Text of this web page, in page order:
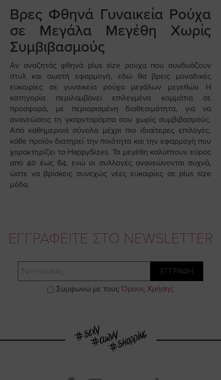
Βρες Φθηνά Γυναικεία Ρούχα
σε Μεγάλα Μεγέθη Χωρίς
Συμβιβασμούς
Αν αναζητάς φθηνά plus size ρούχα που συνδυάζουν
στυλ και σωστή εφαρμογή, εδώ θα βρεις μοναδικές
ευκαιρίες σε γυναικεία ρούχα μεγάλων μεγεθών. Η
κατηγορία περιλαμβάνει επιλεγμένα κομμάτια σε
προσφορά, με περιορισμένη διαθεσιμότητα, για να
ανανεώσεις τη γκαρνταρόμπα σου χωρίς συμβιβασμούς.
Από καθημερινά σύνολα μέχρι πιο ιδιαίτερες επιλογές,
κάθε προϊόν διατηρεί την ποιότητα και την εφαρμογή που
χαρακτηρίζει το HappySizes. Τα μεγέθη καλύπτουν εύρος
από 40 έως 64, ενώ οι συλλογές ανανεώνονται συχνά,
ώστε να βρίσκεις συνεχώς νέες ευκαιρίες σε plus size
μόδα.
ΕΓΓΡΑΦΕΙΤΕ ΣΤΟ NEWSLETTER
Email
ΕΓΓΡΑΦΗ
Συμφωνώ με τους Όρους Χρήσης